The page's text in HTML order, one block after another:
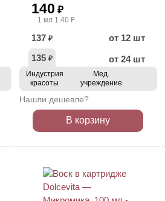
140 ₽
1 мл 1.40 ₽
137 ₽
от 12 шт
135 ₽ от 24 шт
Индустрия
красоты
Мед.
учреждение
Нашли дешевле?
В корзину